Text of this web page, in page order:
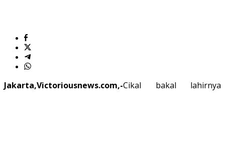
Jakarta,Victoriousnews.com,-Cikal bakal lahirnya